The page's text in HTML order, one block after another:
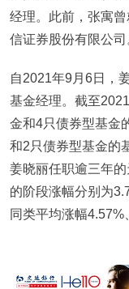
经理。此前，张寓
信证券股份有限公司
自2021年9月6日，
基金经理。截至
金和4只债券型基金
和2只债券型基金的
姜晓丽任职逾三年
的阶段涨幅分别为
同类平均涨幅4.57%